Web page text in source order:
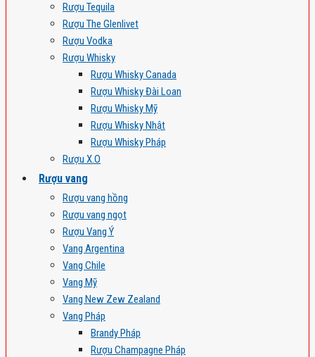
Rượu Tequila
Rượu The Glenlivet
Rượu Vodka
Rượu Whisky
Rượu Whisky Canada
Rượu Whisky Đài Loan
Rượu Whisky Mỹ
Rượu Whisky Nhật
Rượu Whisky Pháp
Rượu X.O
Rượu vang
Rượu vang hồng
Rượu vang ngọt
Rượu Vang Ý
Vang Argentina
Vang Chile
Vang Mỹ
Vang New Zew Zealand
Vang Pháp
Brandy Pháp
Rượu Champagne Pháp